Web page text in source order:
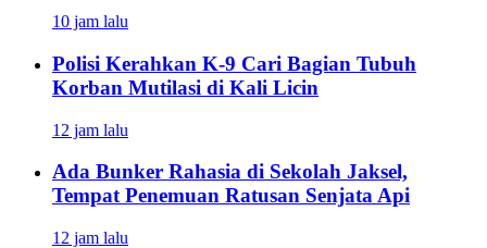
10 jam lalu
Polisi Kerahkan K-9 Cari Bagian Tubuh
Korban Mutilasi di Kali Licin
12 jam lalu
Ada Bunker Rahasia di Sekolah Jaksel,
Tempat Penemuan Ratusan Senjata Api
12 jam lalu